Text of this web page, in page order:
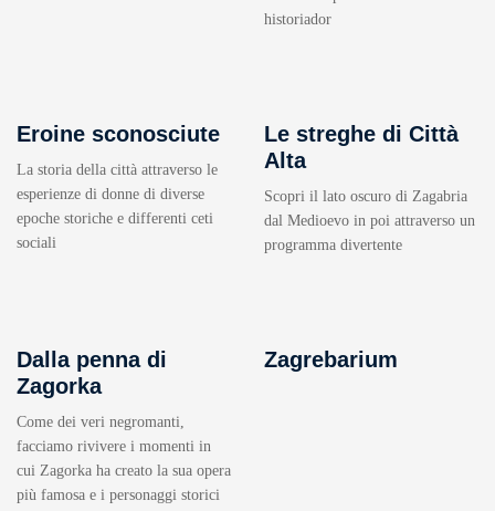
historiador
Eroine sconosciute
La storia della città attraverso le
esperienze di donne di diverse
epoche storiche e differenti ceti
sociali
Le streghe di Città
Alta
Scopri il lato oscuro di Zagabria
dal Medioevo in poi attraverso un
programma divertente
Dalla penna di
Zagorka
Come dei veri negromanti,
facciamo rivivere i momenti in
cui Zagorka ha creato la sua opera
più famosa e i personaggi storici
Zagrebarium